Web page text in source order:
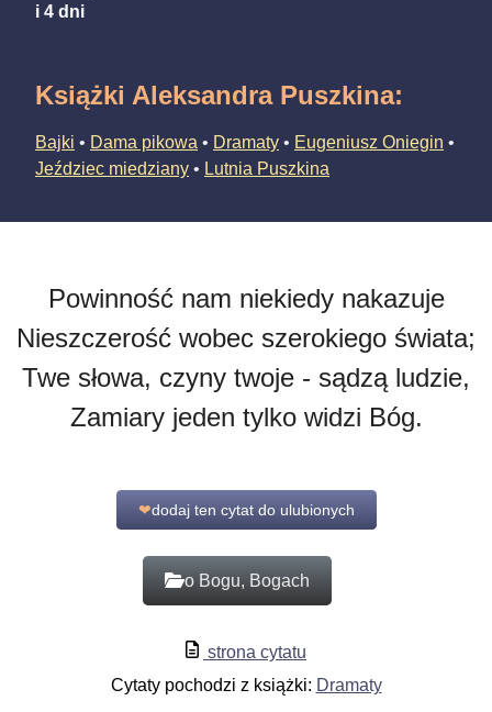
i 4 dni
Książki Aleksandra Puszkina:
Bajki • Dama pikowa • Dramaty • Eugeniusz Oniegin •
Jeździec miedziany • Lutnia Puszkina
Powinność nam niekiedy nakazuje
Nieszczerość wobec szerokiego świata;
Twe słowa, czyny twoje - sądzą ludzie,
Zamiary jeden tylko widzi Bóg.
❤dodaj ten cytat do ulubionych
o Bogu, Bogach
strona cytatu
Cytaty pochodzi z książki: Dramaty